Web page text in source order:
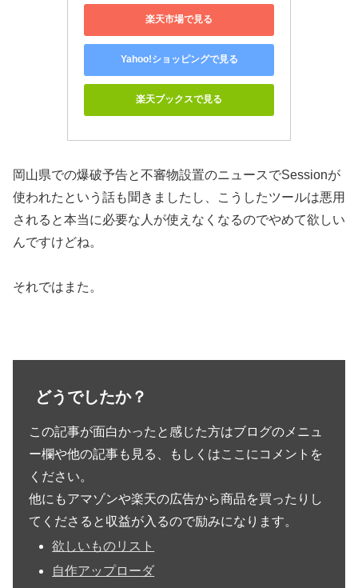
楽天市場で見る
Yahoo!ショッピングで見る
楽天ブックスで見る
岡山県での爆破予告と不審物設置のニュースでSessionが
使われたという話も聞きましたし、こうしたツールは悪用
されると本当に必要な人が使えなくなるのでやめて欲しい
んですけどね。
それではまた。
どうでしたか？
この記事が面白かったと感じた方はブログのメニュ
ー欄や他の記事も見る、もしくはここにコメントを
ください。
他にもアマゾンや楽天の広告から商品を買ったりし
てくださると収益が入るので励みになります。
欲しいものリスト
自作アップローダ